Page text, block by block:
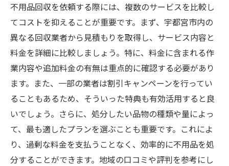
不用品回収を依頼する際には、複数のサービスを比較し
てコストを抑えることが重要です。まず、宇都宮市内の
異なる回収業者から見積もりを取得し、サービス内容と
料金を詳細に比較しましょう。特に、料金に含まれる作
業内容や追加料金の有無は重点的に確認する必要があり
ます。また、一部の業者は割引キャンペーンを行ってい
ることもあるため、そういった特典も有効活用すると良
いでしょう。さらに、処分したい品物の種類や量によっ
て、最も適したプランを選ぶことも重要です。これによ
り、過剰な料金を支払うことなく、効率的に不用品を処
分することができます。地域の口コミや評判を参考にし